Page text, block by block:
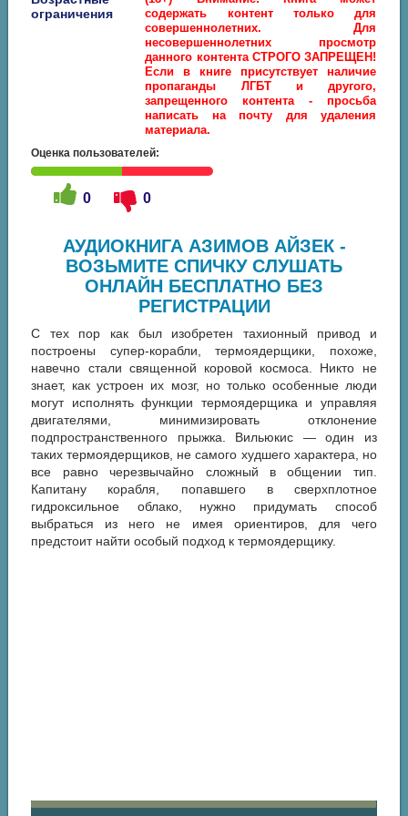
ограничения
содержать контент только для
совершеннолетних. Для
несовершеннолетних просмотр
данного контента СТРОГО ЗАПРЕЩЕН!
Если в книге присутствует наличие
пропаганды ЛГБТ и другого,
запрещенного контента - просьба
написать на почту для удаления
материала.
Оценка пользователей:
0 0
АУДИОКНИГА АЗИМОВ АЙЗЕК -
ВОЗЬМИТЕ СПИЧКУ СЛУШАТЬ
ОНЛАЙН БЕСПЛАТНО БЕЗ
РЕГИСТРАЦИИ
С тех пор как был изобретен тахионный привод и
построены супер-корабли, термоядерщики, похоже,
навечно стали священной коровой космоса. Никто не
знает, как устроен их мозг, но только особенные люди
могут исполнять функции термоядерщика и управляя
двигателями, минимизировать отклонение
подпространственного прыжка. Вильюкис — один из
таких термоядерщиков, не самого худшего характера, но
все равно черезвычайно сложный в общении тип.
Капитану корабля, попавшего в сверхплотное
гидроксильное облако, нужно придумать способ
выбраться из него не имея ориентиров, для чего
предстоит найти особый подход к термоядерщику.